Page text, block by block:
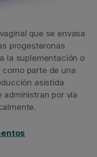
que se envasa
progesteronas
la suplementación o
parte de una
asistida
administran por vía